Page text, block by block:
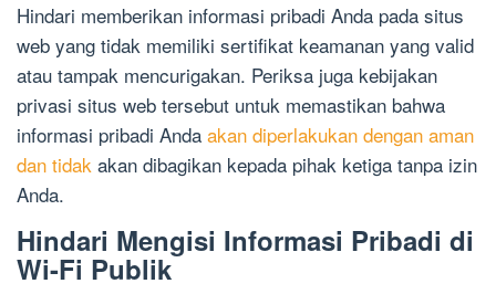
Hindari memberikan informasi pribadi Anda pada situs
web yang tidak memiliki sertifikat keamanan yang valid
atau tampak mencurigakan. Periksa juga kebijakan
privasi situs web tersebut untuk memastikan bahwa
informasi pribadi Anda akan diperlakukan dengan aman
dan tidak akan dibagikan kepada pihak ketiga tanpa izin
Anda.
Hindari Mengisi Informasi Pribadi di
Wi-Fi Publik